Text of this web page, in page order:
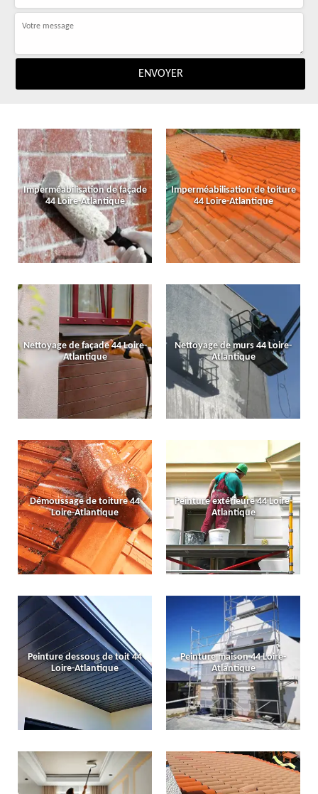
Imperméabilisation de façade
44 Loire-Atlantique
Imperméabilisation de toiture
44 Loire-Atlantique
Nettoyage de façade 44 Loire-
Atlantique
Nettoyage de murs 44 Loire-
Atlantique
Démoussage de toiture 44
Loire-Atlantique
Peinture extérieure 44 Loire-
Atlantique
Peinture dessous de toit 44
Loire-Atlantique
Peinture maison 44 Loire-
Atlantique